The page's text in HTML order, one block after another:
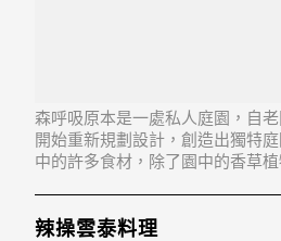
森呼吸原本是一處私人庭園，自
開始重新規劃設計，創造出獨特
中的許多食材，除了園中的香草
料理，要把品質控制到最好。就是
辣操雲泰料理